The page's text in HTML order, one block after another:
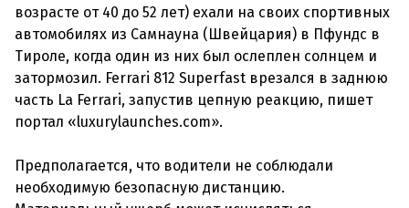
возрасте от 40 до 52 лет) ехали на своих спортивных
автомобилях из Самнауна (Швейцария) в Пфундс в
Тироле, когда один из них был ослеплен солнцем и
затормозил. Ferrari 812 Superfast врезался в заднюю
часть La Ferrari, запустив цепную реакцию, пишет
портал «luxurylaunches.com».
Предполагается, что водители не соблюдали
необходимую безопасную дистанцию.